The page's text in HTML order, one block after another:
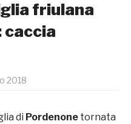
friulana
caccia
2018
di Pordenonetornata